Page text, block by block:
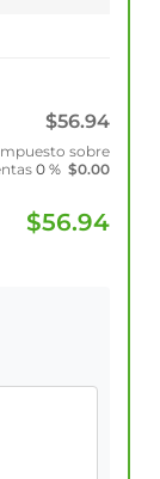
$56.94
sobre
0 % $0.00
$56.94